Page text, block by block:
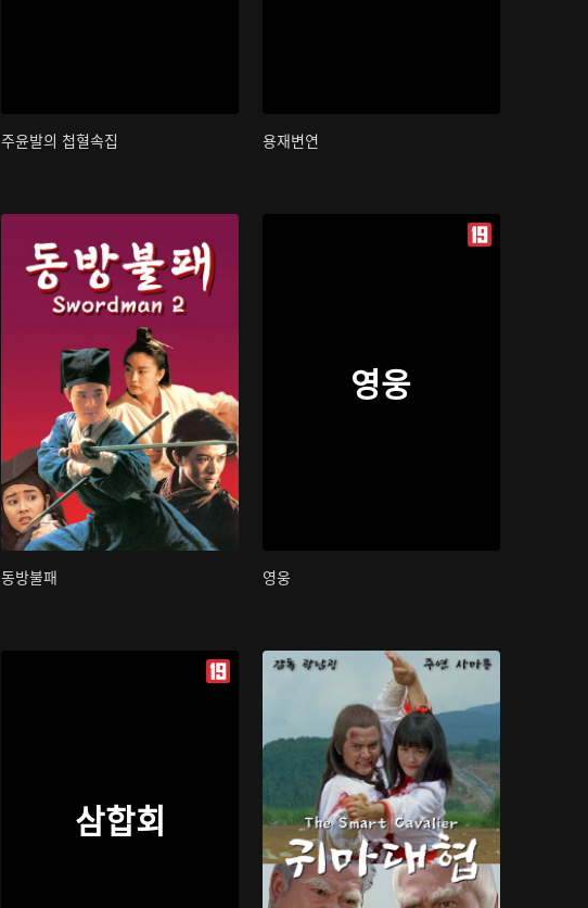
주윤발의 첩혈속집 용재변연
동방불패
영웅
영웅
삼합회